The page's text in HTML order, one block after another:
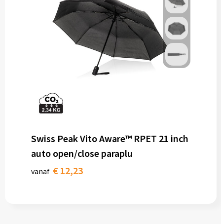
Swiss Peak Vito Aware™ RPET 21 inch
auto open/close paraplu
vanaf € 12,23